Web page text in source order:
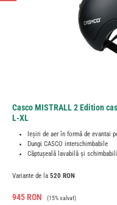
Casco MISTRALL 2 Edition
L-XL
Ieșiri de aer în formă de evantai
Dungi CASCO interschimbabile
Căptușeală lavabilă și
Variante de la 520 RON
Preț de vânzare:
945 RON Preț obișnuit:
(15% salvat)